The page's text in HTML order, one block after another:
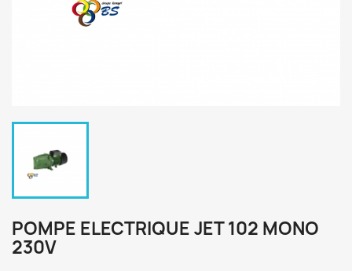
POMPE ELECTRIQUE JET 102 MONO
230V